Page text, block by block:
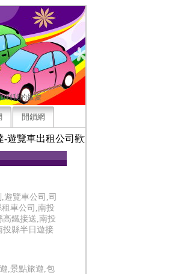
到我的最愛
開鎖網
遊覽車出租公司歡迎來電洽詢，竭誠為您
覽車公司,司
車公司,南投
鐵接送,南投
投縣半日遊接
,景點旅遊,包